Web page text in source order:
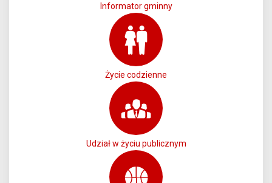
Informator gminny
Życie codzienne
Udział w życiu publicznym